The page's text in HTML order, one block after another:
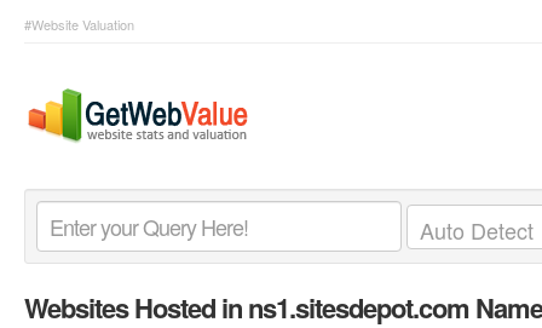
#Website Valuation
Websites Hosted in ns1.sitesdepot.com